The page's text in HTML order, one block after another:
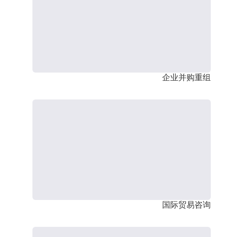
企业并购重组
国际贸易咨询